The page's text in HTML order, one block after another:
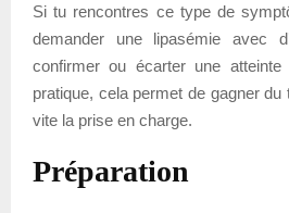
Si tu rencontres ce type de
demander une lipasémie avec
confirmer ou écarter une atteinte
pratique, cela permet de gagner du
vite la prise en charge.
Préparation